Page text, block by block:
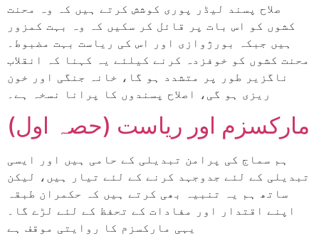
صلاح پسند لیڈر پوری کوشش کرتے ہیں کہ وہ محنت
کشوں کو اس بات پر قائل کر سکیں کہ وہ بہت کمزور
ہیں جبکہ بورژوازی اور اس کی ریاست بہت مضبوط۔
محنت کشوں کو خوفزدہ کرنے کیلئے یہ کہنا کہ انقلاب
ناگزیر طور پر متشدد ہو گا، خانہ جنگی اور خون
ریزی ہو گی، اصلاح پسندوں کا پرانا نسخہ ہے۔
مارکسزم اور ریاست (حصہ اول)
ہم سماج کی پرامن تبدیلی کے حامی ہیں اور ایسی
تبدیلی کے لئے جدوجہد کرنے کے لئے تیار ہیں، لیکن
ساتھ ہم یہ تنبیہ بھی کرتے ہیں کہ حکمران طبقہ
اپنے اقتدار اور مفادات کے تحفظ کے لئے لڑے گا۔
یہی مارکسزم کا روایتی موقف ہے